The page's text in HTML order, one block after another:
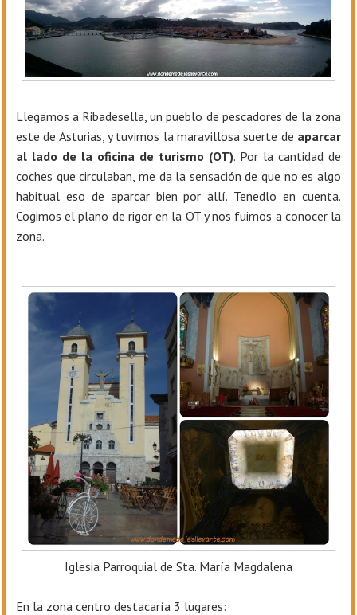
Llegamos a Ribadesella, un pueblo de pescadores de la zona
este de Asturias, y tuvimos la maravillosa suerte de aparcar
al lado de la oficina de turismo (OT). Por la cantidad de
coches que circulaban, me da la sensación de que no es algo
habitual eso de aparcar bien por allí. Tenedlo en cuenta.
Cogimos el plano de rigor en la OT y nos fuimos a conocer la
zona.
Iglesia Parroquial de Sta. María Magdalena
En la zona centro destacaría 3 lugares: